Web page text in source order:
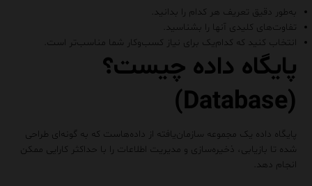
به‌طور دقیق تعریف هر کدام را بدانید.
تفاوت‌های کلیدی آنها را بشناسید.
انتخاب کنید که کدام‌یک برای نیاز کسب‌وکار شما مناسب‌تر است.
پایگاه داده چیست؟
(Database)
پایگاه داده یک مجموعه سازمان‌یافته از داده‌هاست که به گونه‌ای طراحی
شده تا بازیابی، ذخیره‌سازی و مدیریت اطلاعات را با حداکثر کارایی ممکن
انجام دهد.